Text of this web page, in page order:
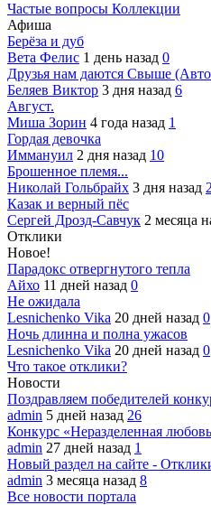
Частые вопросы Коллекции
Афиша
Берёза и дуб
Вета Фелис 1 день назад 0
Друзья нам даются Свыше
Беляев Виктор 3 дня назад 6
Август.
Миша Зорин 4 года назад 1
Гордая девочка
Иммануил 2 дня назад 10
Брошенное племя...
Николай Гольбрайх 3 дня назад
Казак и верный пёс
Сергей Дрозд-Савчук 2 месяца
Отклики
Новое!
Парадокс отвергнутого тепла
Айхо 11 дней назад 0
Не ожидала
Lesnichenko Vika 20 дней назад 0
Ночь длинна и полна ужасов
Lesnichenko Vika 20 дней назад 0
Что такое отклики?
Новости
Поздравляем победителей
admin 5 дней назад 26
Конкурс «Неразделенная
admin 27 дней назад 1
Новый раздел на сайте -
admin 3 месяца назад 8
Все новости портала